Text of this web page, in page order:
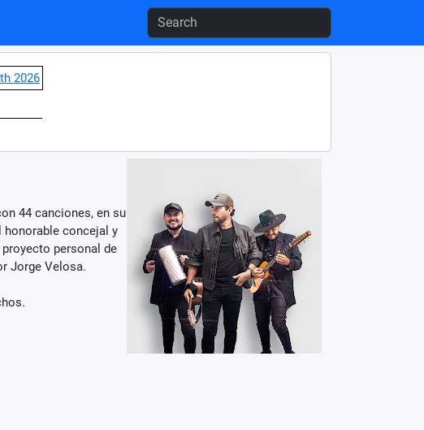
2026
44 canciones, en su
honorable concejal y
personal de
Jorge Velosa.